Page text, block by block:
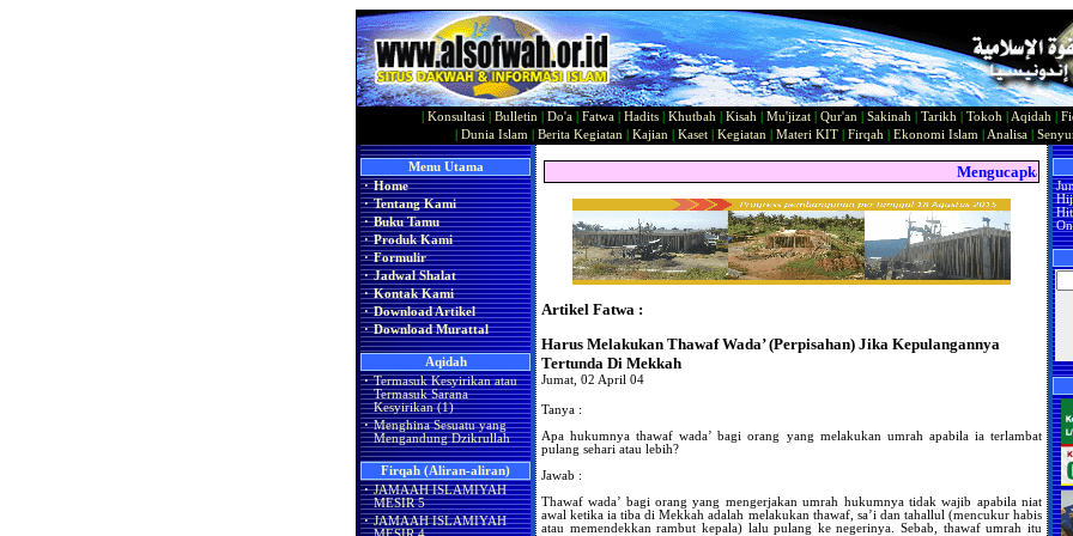
Konsultasi Bulletin Do'a Fatwa Hadits Khutbah Kisah Mu'jizat Qur'an Sakinah Tarikh Tokoh Aqidah
Dunia Islam Berita Kegiatan Kajian Kaset| Kegiatan Materi KIT| Firqah Ekonomi Islam Analisa|
Menu Utama
· Home
· Tentang Kami
· Buku Tamu
· Produk Kami
· Formulir
· Jadwal Shalat
· Kontak Kami
· Download Artikel
· Download Murattal
Aqidah
· Termasuk Kesyirikan atau
Termasuk Sarana
Kesyirikan (1)
· Menghina Sesuatu yang
Mengandung Dzikrullah
Firqah (Aliran-aliran)
· JAMAAH ISLAMIYAH
MESIR 5
· JAMAAH ISLAMIYAH
Mengucapkan
Artikel Fatwa :
Harus Melakukan Thawaf Wada’ (Perpisahan) Jika Kepulangannya
Tertunda Di Mekkah
Jumat, 02 April 04
Tanya :
Apa hukumnya thawaf wada’ bagi orang yang melakukan umrah apabila ia terlambat
pulang sehari atau lebih?
Jawab :
Thawaf wada’ bagi orang yang mengerjakan umrah hukumnya tidak wajib apabila niat
awal ketika ia tiba di Mekkah adalah melakukan thawaf, sa’i dan tahallul (mencukur habis
atau memendekkan rambut kepala) lalu pulang ke negerinya. Sebab, thawaf umrah itu